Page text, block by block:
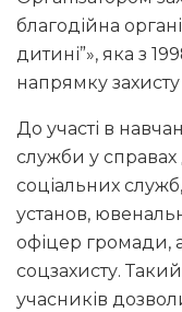
благодійна
дитині”», яка з
напрямку
До участі в
служби у справах
соціальних
установ,
офіцер громади,
соцзахисту.
учасників